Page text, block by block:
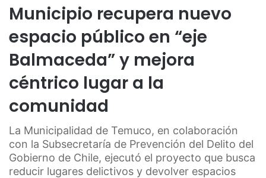
Municipio recupera nuevo
espacio público en “eje
Balmaceda” y mejora
céntrico lugar a la
comunidad
La Municipalidad de Temuco, en colaboración
con la Subsecretaría de Prevención del Delito del
Gobierno de Chile, ejecutó el proyecto que busca
reducir lugares delictivos y devolver espacios